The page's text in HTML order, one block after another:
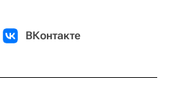
ВКонтакте